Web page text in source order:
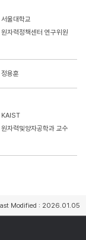
서울대학교
원자력정책센터 연구위원
정용훈
KAIST
원자력및양자공학과 교수
Modified : 2026.01.05